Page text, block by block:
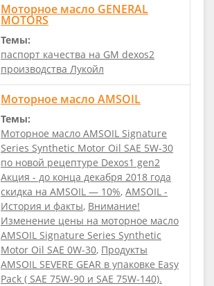
Моторное масло GENERAL
MOTORS
Темы:
паспорт качества на GM dexos2
производства Лукойл
Моторное масло AMSOIL
Темы:
Моторное масло AMSOIL Signature
Series Synthetic Motor Oil SAE 5W-30
по новой рецептуре Dexos1 gen2
Акция - до конца декабря 2018 года
скидка на AMSOIL — 10%, AMSOIL -
История и факты, Внимание!
Изменение цены на моторное масло
AMSOIL Signature Series Synthetic
Motor Oil SAE 0W-30, Продукты
AMSOIL SEVERE GEAR в упаковке Easy
Pack ( SAE 75W-90 и SAE 75W-140).